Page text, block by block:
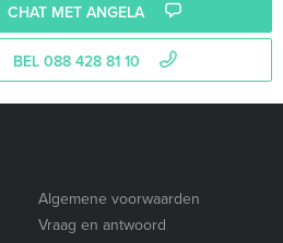
CHAT MET ANGELA
BEL 088 428 81 10
Algemene voorwaarden
Vraag en antwoord